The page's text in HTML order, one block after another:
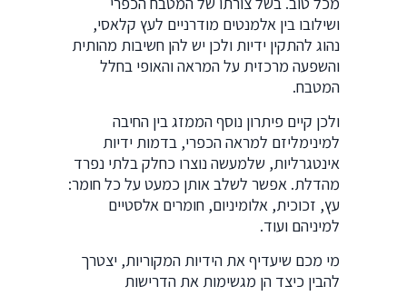
ושילובו בין אלמנטים מודרניים לעץ קלאסי,
נהוג להתקין ידיות ולכן יש להן חשיבות מהותית
והשפעה מרכזית על המראה והאופי בחלל
המטבח.
ולכן קיים פיתרון נוסף הממזג בין החיבה
למינימליזם למראה הכפרי, בדמות ידיות
אינטגרליות, שלמעשה נוצרו כחלק בלתי נפרד
מהדלת. אפשר לשלב אותן כמעט על כל חומר:
עץ, זכוכית, אלומיניום, חומרים אלסטיים
למיניהם ועוד.
מי מכם שיעדיף את הידיות המקוריות, יצטרך
להבין כיצד הן מגשימות את הדרישות